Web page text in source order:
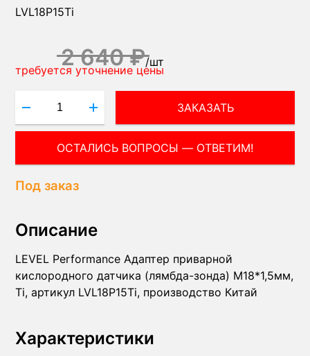
LVL18P15Ti
2 640 ₽/шт
требуется уточнение цены
ЗАКАЗАТЬ
ОСТАЛИСЬ ВОПРОСЫ — ОТВЕТИМ!
Под заказ
Описание
LEVEL Performance Адаптер приварной
кислородного датчика (лямбда-зонда) М18*1,5мм,
Ti, артикул LVL18P15Ti, производство Китай
Характеристики